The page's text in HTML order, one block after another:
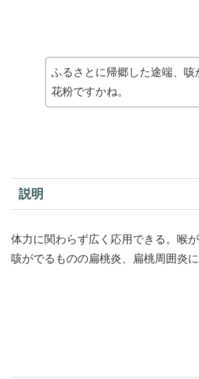
ふるさとに帰郷した途端、咳
花粉ですかね。
説明
体力に関わらず広く応用できる。喉
咳がでるものの扁桃炎、扁桃周囲炎に